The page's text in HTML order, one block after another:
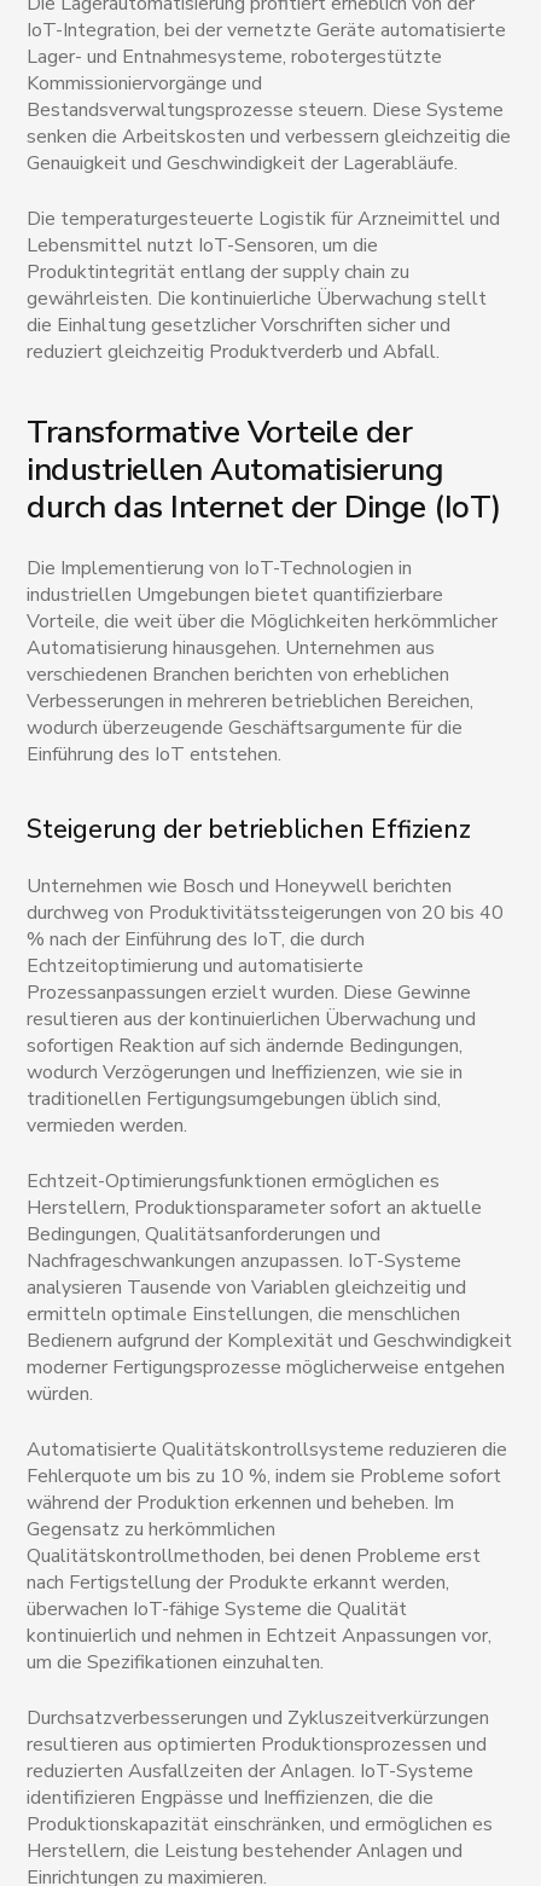
IoT-Integration, bei der vernetzte Geräte automatisierte
Lager- und Entnahmesysteme, robotergestützte
Kommissioniervorgänge und
Bestandsverwaltungsprozesse steuern. Diese Systeme
senken die Arbeitskosten und verbessern gleichzeitig die
Genauigkeit und Geschwindigkeit der Lagerabläufe.
Die temperaturgesteuerte Logistik für Arzneimittel und
Lebensmittel nutzt IoT-Sensoren, um die
Produktintegrität entlang der supply chain zu
gewährleisten. Die kontinuierliche Überwachung stellt
die Einhaltung gesetzlicher Vorschriften sicher und
reduziert gleichzeitig Produktverderb und Abfall.
Transformative Vorteile der
industriellen Automatisierung
durch das Internet der Dinge (IoT)
Die Implementierung von IoT-Technologien in
industriellen Umgebungen bietet quantifizierbare
Vorteile, die weit über die Möglichkeiten herkömmlicher
Automatisierung hinausgehen. Unternehmen aus
verschiedenen Branchen berichten von erheblichen
Verbesserungen in mehreren betrieblichen Bereichen,
wodurch überzeugende Geschäftsargumente für die
Einführung des IoT entstehen.
Steigerung der betrieblichen Effizienz
Unternehmen wie Bosch und Honeywell berichten
durchweg von Produktivitätssteigerungen von 20 bis 40
% nach der Einführung des IoT, die durch
Echtzeitoptimierung und automatisierte
Prozessanpassungen erzielt wurden. Diese Gewinne
resultieren aus der kontinuierlichen Überwachung und
sofortigen Reaktion auf sich ändernde Bedingungen,
wodurch Verzögerungen und Ineffizienzen, wie sie in
traditionellen Fertigungsumgebungen üblich sind,
vermieden werden.
Echtzeit-Optimierungsfunktionen ermöglichen es
Herstellern, Produktionsparameter sofort an aktuelle
Bedingungen, Qualitätsanforderungen und
Nachfrageschwankungen anzupassen. IoT-Systeme
analysieren Tausende von Variablen gleichzeitig und
ermitteln optimale Einstellungen, die menschlichen
Bedienern aufgrund der Komplexität und Geschwindigkeit
moderner Fertigungsprozesse möglicherweise entgehen
würden.
Automatisierte Qualitätskontrollsysteme reduzieren die
Fehlerquote um bis zu 10 %, indem sie Probleme sofort
während der Produktion erkennen und beheben. Im
Gegensatz zu herkömmlichen
Qualitätskontrollmethoden, bei denen Probleme erst
nach Fertigstellung der Produkte erkannt werden,
überwachen IoT-fähige Systeme die Qualität
kontinuierlich und nehmen in Echtzeit Anpassungen vor,
um die Spezifikationen einzuhalten.
Durchsatzverbesserungen und Zykluszeitverkürzungen
resultieren aus optimierten Produktionsprozessen und
reduzierten Ausfallzeiten der Anlagen. IoT-Systeme
identifizieren Engpässe und Ineffizienzen, die die
Produktionskapazität einschränken, und ermöglichen es
Herstellern, die Leistung bestehender Anlagen und
Einrichtungen zu maximieren.